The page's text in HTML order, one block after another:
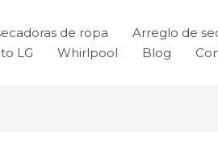
de ropa
Arreglo de
LG Whirlpool Blog